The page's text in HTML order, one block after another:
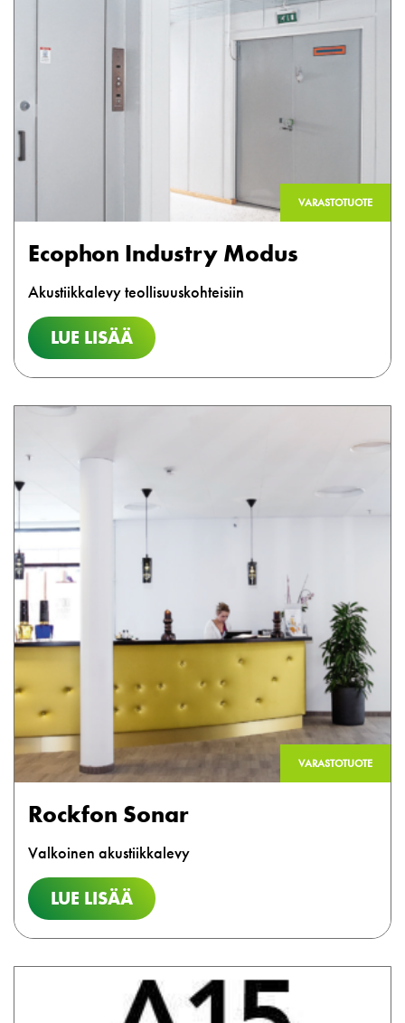
VARASTOTUOTE
Ecophon Industry Modus
Akustiikkalevy teollisuuskohteisiin
LUE LISÄÄ
VARASTOTUOTE
Rockfon Sonar
Valkoinen akustiikkalevy
LUE LISÄÄ